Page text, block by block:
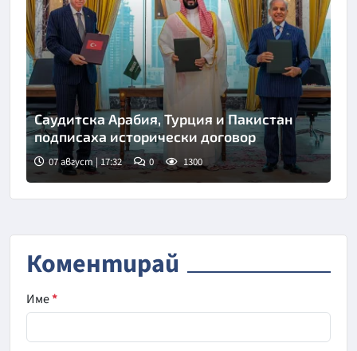
Снимка: Саудитска новинарска агенция
Саудитска Арабия, Турция и Пакистан
подписаха исторически договор
07 август | 17:32 0 1300
Коментирай
Име*